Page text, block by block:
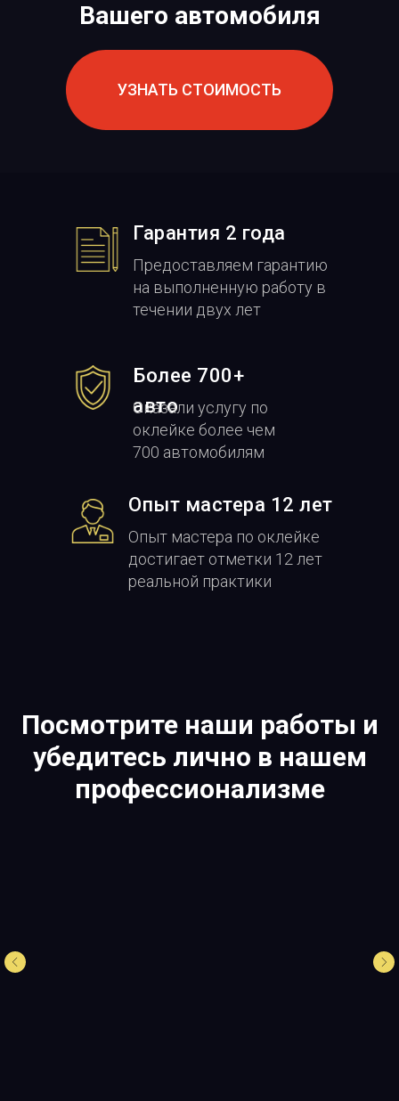
Вашего автомобиля
УЗНАТЬ СТОИМОСТЬ
Гарантия 2 года
Предоставляем гарантию
на выполненную работу в
течении двух лет
Опыт мастера 12 лет
Опыт мастера по оклейке
достигает отметки 12 лет
реальной практики
Более 700+
авто
Оказали услугу по
оклейке более чем
700 автомобилям
Посмотрите наши работы и
убедитесь лично в нашем
профессионализме